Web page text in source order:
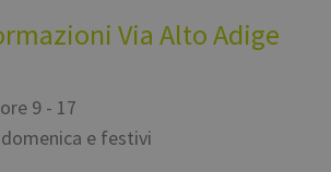
Via Alto Adige
9 - 17
e festivi